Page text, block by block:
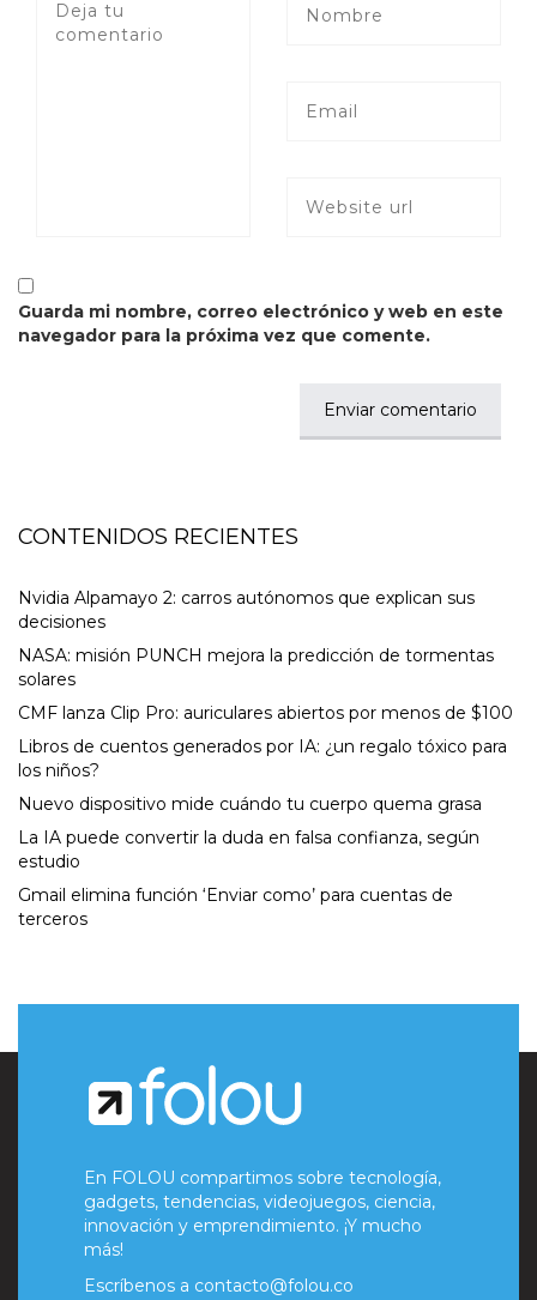
Guarda mi nombre, correo electrónico y web en este
navegador para la próxima vez que comente.
CONTENIDOS RECIENTES
Nvidia Alpamayo 2: carros autónomos que explican sus
decisiones
NASA: misión PUNCH mejora la predicción de tormentas
solares
CMF lanza Clip Pro: auriculares abiertos por menos de $100
Libros de cuentos generados por IA: ¿un regalo tóxico para
los niños?
Nuevo dispositivo mide cuándo tu cuerpo quema grasa
La IA puede convertir la duda en falsa confianza, según
estudio
Gmail elimina función ‘Enviar como’ para cuentas de
terceros
En FOLOU compartimos sobre tecnología,
gadgets, tendencias, videojuegos, ciencia,
innovación y emprendimiento. ¡Y mucho
más!
Escríbenos a contacto@folou.co